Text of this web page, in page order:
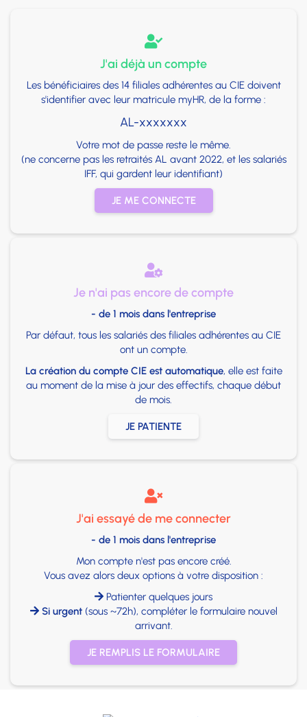

J'ai déjà un compte
Les bénéficiaires des 14 filiales adhérentes au CIE doivent
s'identifier avec leur matricule myHR, de la forme :
AL-xxxxxxx
Votre mot de passe reste le même.
(ne concerne pas les retraités AL avant 2022, et les salariés
IFF, qui gardent leur identifiant)
JE ME CONNECTE

Je n'ai pas encore de compte
- de 1 mois dans l'entreprise
Par défaut, tous les salariés des filiales adhérentes au CIE
ont un compte.
La création du compte CIE est automatique, elle est faite
au moment de la mise à jour des effectifs, chaque début
de mois.
JE PATIENTE

J'ai essayé de me connecter
- de 1 mois dans l'entreprise
Mon compte n'est pas encore créé.
Vous avez alors deux options à votre disposition :
 Patienter quelques jours
 Si urgent(sous ~72h), compléter le formulaire nouvel
arrivant.
JE REMPLIS LE FORMULAIRE